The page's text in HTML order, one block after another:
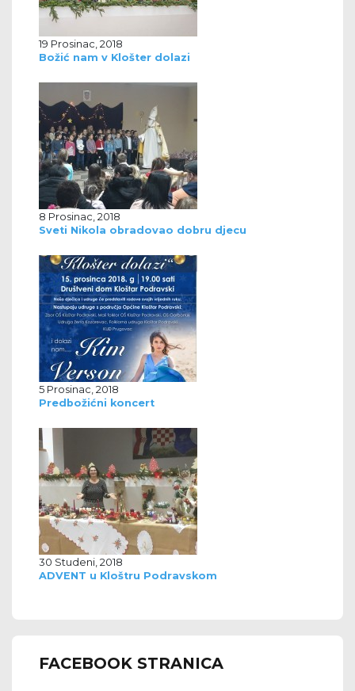
19 Prosinac, 2018
Božić nam v Klošter dolazi
8 Prosinac, 2018
Sveti Nikola obradovao dobru djecu
5 Prosinac, 2018
Predbožićni koncert
30 Studeni, 2018
ADVENT u Kloštru Podravskom
FACEBOOK STRANICA